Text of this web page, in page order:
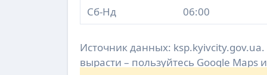
Сб-Нд
06:00
Источник данных:
вырасти – пользуйтесь Google Maps